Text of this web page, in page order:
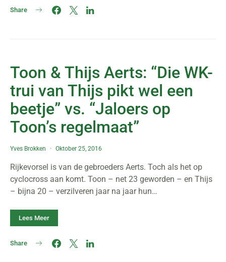
Share
Toon & Thijs Aerts: “Die WK-
trui van Thijs pikt wel een
beetje” vs. “Jaloers op
Toon’s regelmaat”
Yves Brokken Oktober 25, 2016
Rijkevorsel is van de gebroeders Aerts. Toch als het op
cyclocross aan komt. Toon – net 23 geworden – en Thijs
– bijna 20 – verzilveren jaar na jaar hun…
Lees Meer
Share